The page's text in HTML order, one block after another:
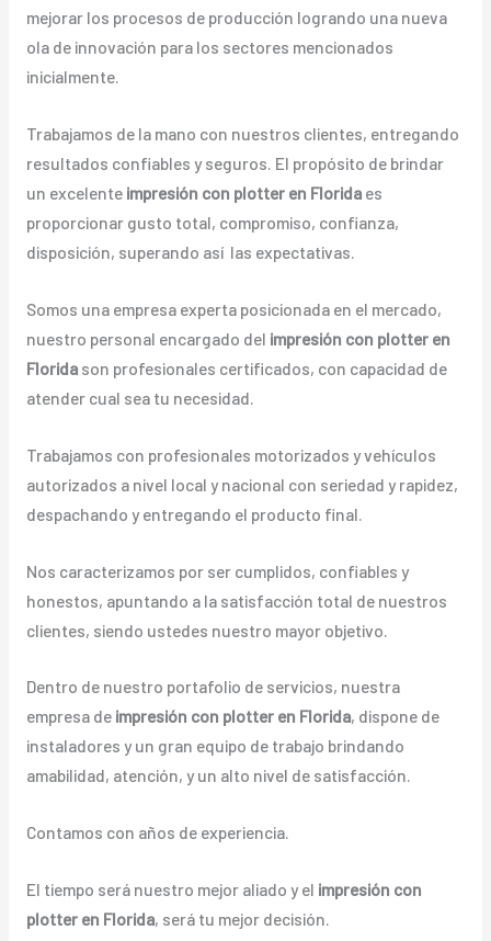
mejorar los procesos de producción logrando una nueva
ola de innovación para los sectores mencionados
inicialmente.
Trabajamos de la mano con nuestros clientes, entregando
resultados confiables y seguros. El propósito de brindar
un excelente impresión con plotter en Floridaes
proporcionar gusto total, compromiso, confianza,
disposición, superando así las expectativas.
Somos una empresa experta posicionada en el mercado,
nuestro personal encargado del impresión con plotter en
Floridason profesionales certificados, con capacidad de
atender cual sea tu necesidad.
Trabajamos con profesionales motorizados y vehículos
autorizados a nivel local y nacional con seriedad y rapidez,
despachando y entregando el producto final.
Nos caracterizamos por ser cumplidos, confiables y
honestos, apuntando a la satisfacción total de nuestros
clientes, siendo ustedes nuestro mayor objetivo.
Dentro de nuestro portafolio de servicios, nuestra
empresa de impresión con plotter en Florida, dispone de
instaladores y un gran equipo de trabajo brindando
amabilidad, atención, y un alto nivel de satisfacción.
Contamos con años de experiencia.
El tiempo será nuestro mejor aliado y el impresión con
plotter en Florida, será tu mejor decisión.